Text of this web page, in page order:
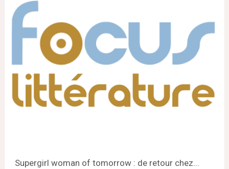
Supergirl woman of tomorrow : de retour chez...